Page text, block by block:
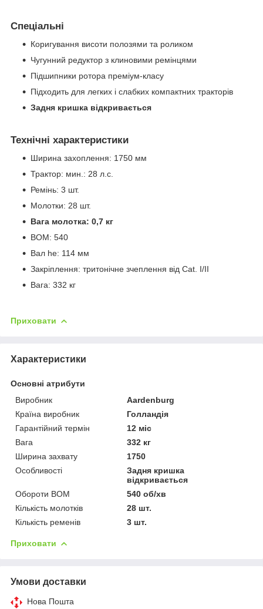
Спеціальні
Коригування висоти полозями та роликом
Чугунний редуктор з клиновими ремінцями
Підшипники ротора преміум-класу
Підходить для легких і слабких компактних тракторів
Задня кришка відкривається
Технічні характеристики
Ширина захоплення: 1750 мм
Трактор: мин.: 28 л.с.
Ремінь: 3 шт.
Молотки: 28 шт.
Вага молотка: 0,7 кг
ВОМ: 540
Вал he: 114 мм
Закріплення: тритонічне зчеплення від Cat. I/II
Вага: 332 кг
Приховати
Характеристики
Основні атрибути
Виробник
Aardenburg
Країна виробник
Голландія
Гарантійний термін
12 міс
Вага
332 кг
Ширина захвату
1750
Особливості
Задня кришка
відкривається
Обороти ВОМ
540 об/хв
Кількість молотків
28 шт.
Кількість ременів
3 шт.
Приховати
Умови доставки
Нова Пошта